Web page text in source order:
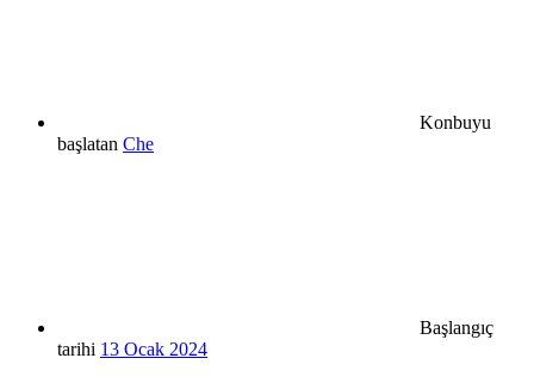
Konbuyu
başlatan Che
Başlangıç
tarihi 13 Ocak 2024